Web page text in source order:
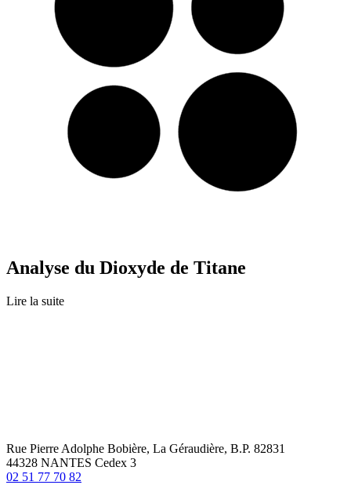
Analyse du Dioxyde de Titane
Lire la suite
Rue Pierre Adolphe Bobière, La Géraudière, B.P. 82831
44328 NANTES Cedex 3
02 51 77 70 82